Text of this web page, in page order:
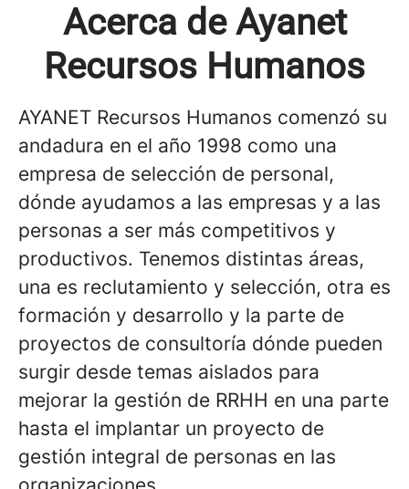
Acerca de Ayanet
Recursos Humanos
AYANET Recursos Humanos comenzó su
andadura en el año 1998 como una
empresa de selección de personal,
dónde ayudamos a las empresas y a las
personas a ser más competitivos y
productivos. Tenemos distintas áreas,
una es reclutamiento y selección, otra es
formación y desarrollo y la parte de
proyectos de consultoría dónde pueden
surgir desde temas aislados para
mejorar la gestión de RRHH en una parte
hasta el implantar un proyecto de
gestión integral de personas en las